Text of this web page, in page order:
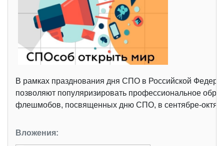
В рамках празднования дня СПО в Российской
позволяют популяризировать профессиональное
флешмобов, посвященных дню СПО, в сентябре-
Вложения: